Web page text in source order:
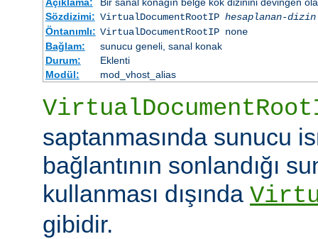
Sözdizimi: VirtualDocumentRootIP hesaplanan-dizin
Öntanımlı: VirtualDocumentRootIP none
Bağlam:
sunucu geneli, sanal konak
Durum:
Eklenti
Modül:
mod_vhost_alias
saptanmasında sunucu
bağlantının sonlandığı
kullanması dışında
gibidir.